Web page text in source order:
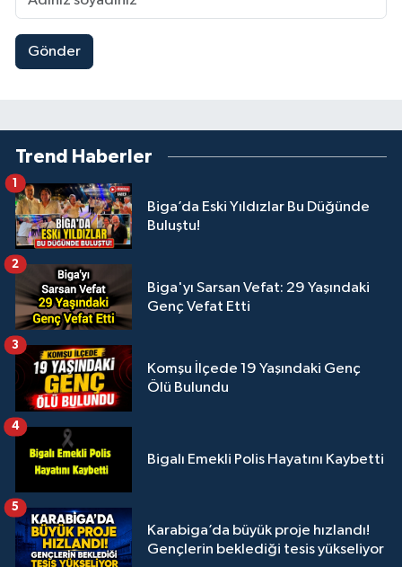
Gönder
Trend Haberler
Biga’da Eski Yıldızlar Bu Düğünde
Buluştu!
1
Biga'yı Sarsan Vefat: 29 Yaşındaki
Genç Vefat Etti
2
Komşu İlçede 19 Yaşındaki Genç
Ölü Bulundu
3
Bigalı Emekli Polis Hayatını Kaybetti
4
Karabiga’da büyük proje hızlandı!
Gençlerin beklediği tesis yükseliyor
5